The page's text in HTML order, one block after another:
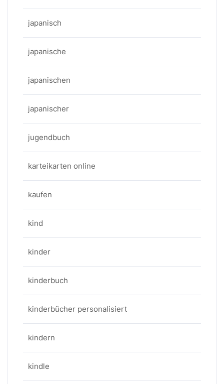
japanisch
japanische
japanischen
japanischer
jugendbuch
karteikarten online
kaufen
kind
kinder
kinderbuch
kinderbücher personalisiert
kindern
kindle